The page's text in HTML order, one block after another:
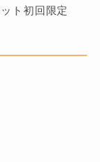
ト初回限定